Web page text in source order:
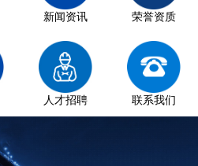
新闻资讯 荣誉资质
人才招聘 联系我们